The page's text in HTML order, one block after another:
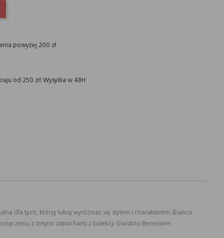
powyżej 200 zł
od 250 zł! Wysyłka w 48H
dla tych, którzy lubią wyróżniać się stylem i charakterem. Bianco
z innymi zapachami z kolekcji Giardino Benessere.